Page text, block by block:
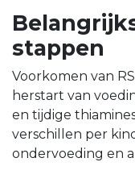
stappen
Voorkomen van
herstart van
en tijdige
verschillen per
ondervoeding en